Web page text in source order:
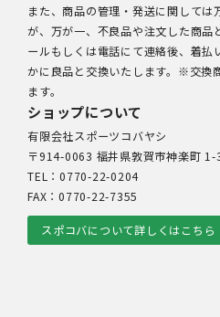
また、商品の管理・発送に関しては
が、万が一、不良品や注文した商品
ールもしくは電話にて連絡後、着払
かに良品と交換いたします。※交換
ます。
ショップについて
有限会社スポーツコバヤシ
〒914-0063 福井県敦賀市神楽町 1-
TEL：0770-22-0204
FAX：0770-22-7355
スポコバについて詳しくはこちら